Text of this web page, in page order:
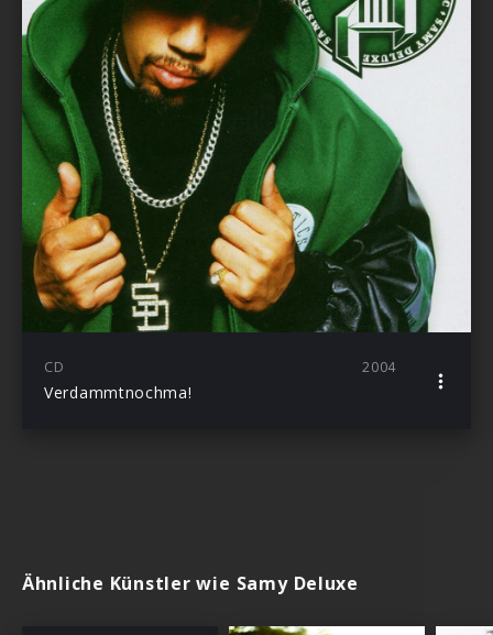
CD 2004
Verdammtnochma!
Ähnliche Künstler wie Samy Deluxe